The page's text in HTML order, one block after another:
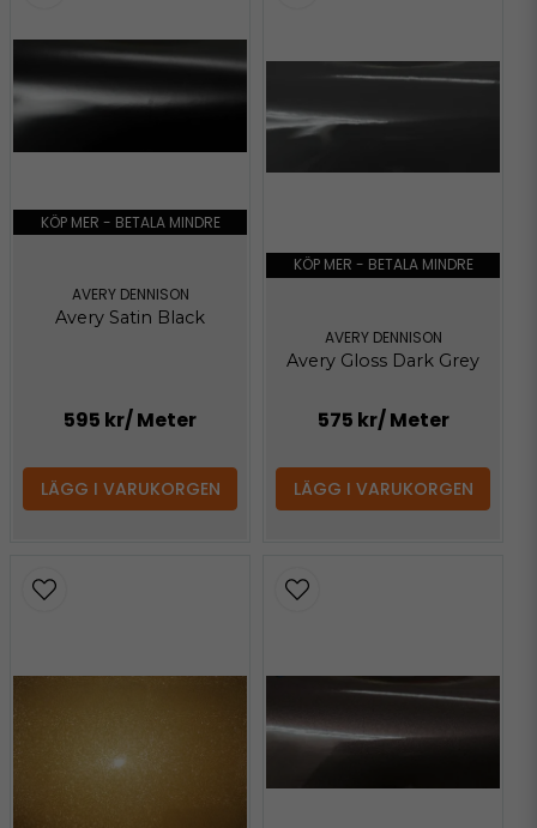
KÖP MER - BETALA MINDRE
AVERY DENNISON
Avery Satin Black
595 kr/ Meter
LÄGG I VARUKORGEN
KÖP MER - BETALA MINDRE
AVERY DENNISON
Avery Gloss Dark Grey
575 kr/ Meter
LÄGG I VARUKORGEN